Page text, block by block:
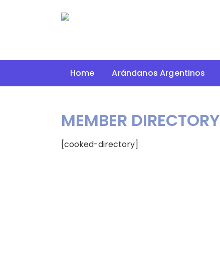
Home Arándanos Argentinos
MEMBER DIRECTORY
[cooked-directory]